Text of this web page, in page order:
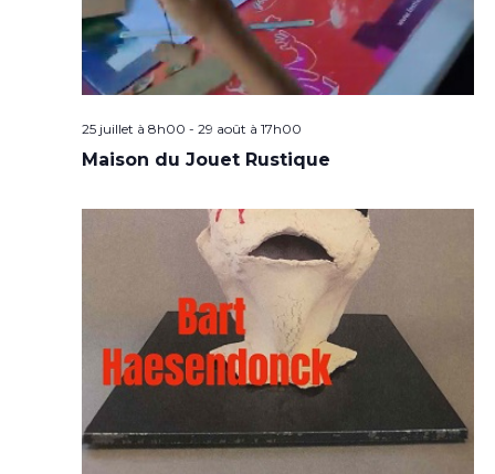
25 juillet à 8h00 - 29 août à 17h00
Maison du Jouet Rustique